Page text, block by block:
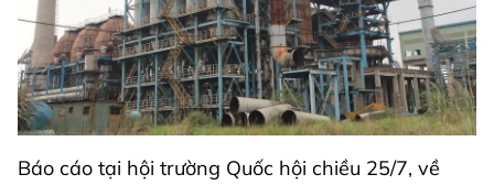
Báo cáo tại hội trường Quốc hội chiều 25/7, về